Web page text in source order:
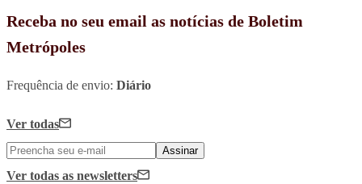
Receba no seu email as notícias de Boletim
Metrópoles
Frequência de envio: Diário
Ver todas
Assinar
Ver todas as newsletters